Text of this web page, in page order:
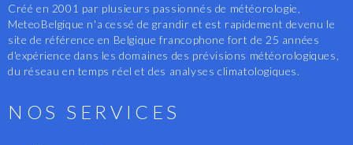
Créé en 2001 par plusieurs passionnés de météorologie,
MeteoBelgique n'a cessé de grandir et est rapidement devenu le
site de référence en Belgique francophone fort de 25 années
d'expérience dans les domaines des prévisions météorologiques,
du réseau en temps réel et des analyses climatologiques.
NOS SERVICES